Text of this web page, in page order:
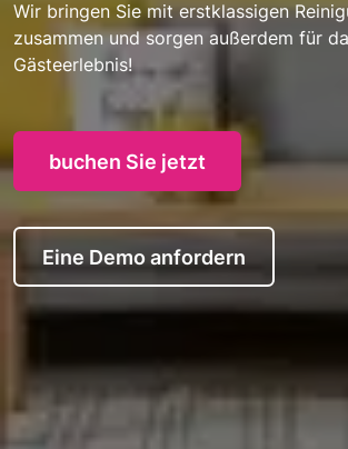
Wir bringen Sie mit erstklassigen
zusammen und sorgen außerdem für
Gästeerlebnis!
buchen Sie jetzt
Eine Demo anfordern